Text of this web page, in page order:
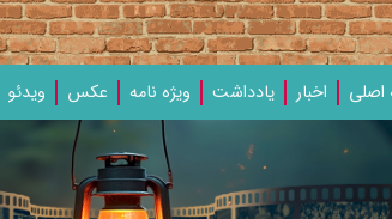
اخبار یادداشت‌ ویژه‌ نامه‌ عکس ویدئو